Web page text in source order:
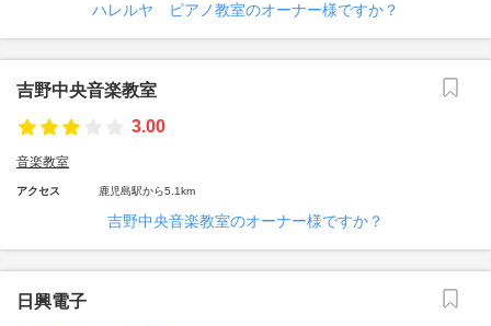
ハレルヤ ピアノ教室のオーナー様ですか？
吉野中央音楽教室
3.00
音楽教室
アクセス 鹿児島駅から5.1km
吉野中央音楽教室のオーナー様ですか？
日興電子